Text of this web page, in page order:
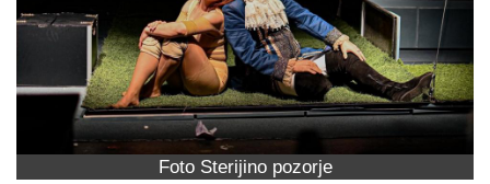
Foto Sterijino pozorje